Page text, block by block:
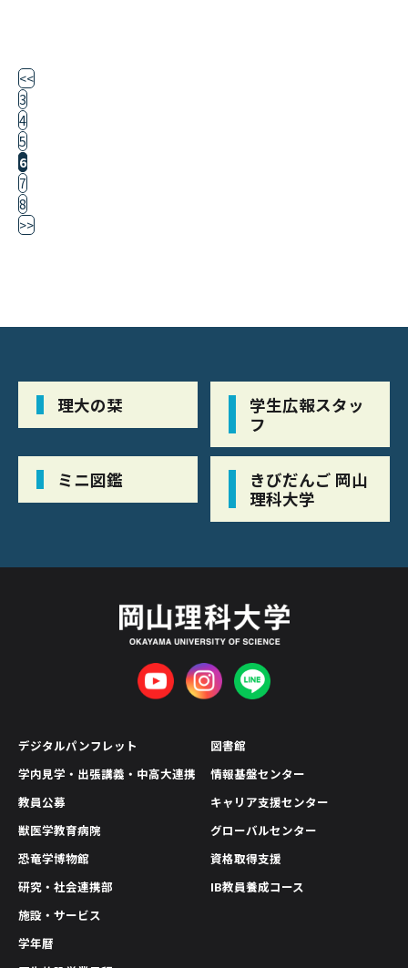
<<
3
4
5
6
7
8
>>
理大の栞
学生広報スタッ
フ
ミニ図鑑
きびだんご 岡山
理科大学
デジタルパンフレット
学内見学・出張講義・中高大連携
教員公募
獣医学教育病院
恐竜学博物館
研究・社会連携部
図書館
情報基盤センター
キャリア支援センター
グローバルセンター
資格取得支援
IB教員養成コース
施設・サービス
学年暦